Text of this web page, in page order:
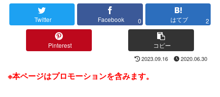
Twitter Facebook 0 はてブ 2
Pinterest コピー
2023.09.16 2020.06.30
※本ページはプロモーションを含みます。